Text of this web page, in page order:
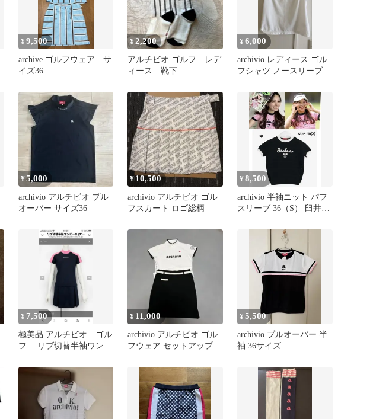
¥9,500
archive ゴルフウェア サ
イズ36
¥2,200
アルチビオ ゴルフ レデ
ィース 靴下
¥6,000
archivio レディース ゴル
フシャツ ノースリーブ
¥5,000
archivio アルチビオ プル
オーバー サイズ36
¥10,500
archivio アルチビオ ゴル
フスカート ロゴ総柄
¥8,500
archivio 半袖ニット パフ
スリーブ 36（S） 臼井麗
¥ 7,500
極美品 アルチビオ ゴル
フ リブ切替半袖ワンピ
¥ 11,000
archivio アルチビオ ゴル
フウェア セットアップ
¥5,500
archivio プルオーバー 半
袖 36サイズ